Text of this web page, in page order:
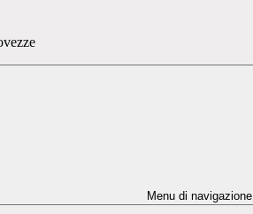
Menu di navigazione